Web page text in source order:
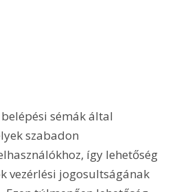
sémák által
szabadon
így lehetőség
vezérlési jogosultságának